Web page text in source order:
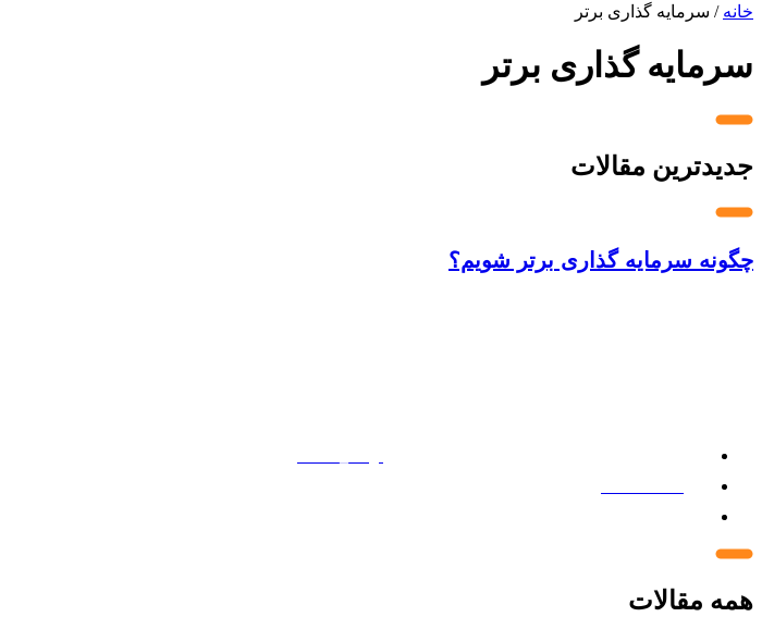
خانه / سرمایه گذاری برتر
سرمایه گذاری برتر
جدیدترین مقالات
چگونه سرمایه گذاری برتر شویم؟
همه مقالات